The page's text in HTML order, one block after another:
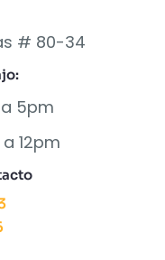
# 80-34
5pm
12pm